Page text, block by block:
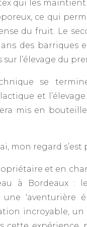
qui les
ce qui
du fruit. Le
des barriques
sur l’élevage du
se
et
mis en
mon regard
et en
à Bordeaux :
‘aventurière
incroyable, un